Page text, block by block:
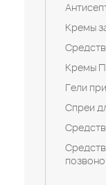
Кремы
Кремы
Гели
Спреи